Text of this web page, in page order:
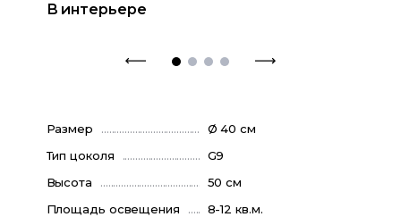
В интерьере
Размер
Ø 40 см
Тип цоколя
G9
Высота
50 см
Площадь освещения
8-12 кв.м.